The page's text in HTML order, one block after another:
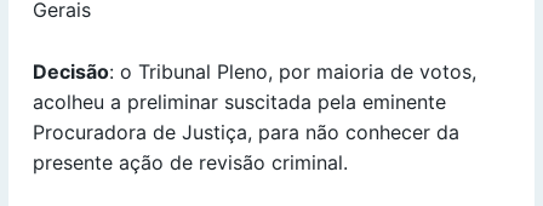
Gerais
Decisão: o Tribunal Pleno, por maioria de votos,
acolheu a preliminar suscitada pela eminente
Procuradora de Justiça, para não conhecer da
presente ação de revisão criminal.